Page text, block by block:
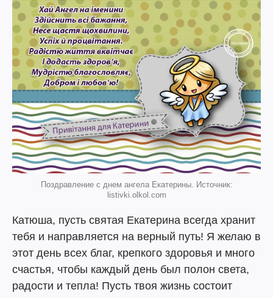
Поздравление с днем ангела Екатерины. Источник:
listivki.olkol.com
Катюша, пусть святая Екатерина всегда хранит
тебя и направляется на верный путь! Я желаю в
этот день всех благ, крепкого здоровья и много
счастья, чтобы каждый день был полон света,
радости и тепла! Пусть твоя жизнь состоит